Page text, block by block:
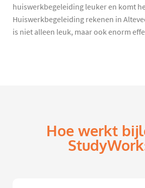
huiswerkbegeleiding leuker en komt
Huiswerkbegeleiding rekenen in
is niet alleen leuk, maar ook enorm
Hoe werkt